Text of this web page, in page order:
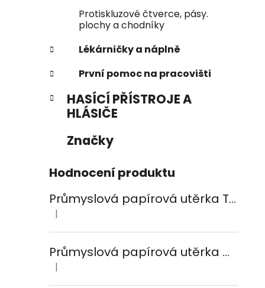
Protiskluzové čtverce, pásy.
plochy a chodníky
Lékárničky a náplně
První pomoc na pracovišti
HASÍCÍ PŘÍSTROJE A
HLÁSIČE
Značky
Hodnocení produktu
Průmyslová papírová utěrka TEMCA PROFIX Durex plus - 2ks
Hodnocení produktu je 5 z 5 hvězdiček.
|
Průmyslová papírová utěrka CELTEX Smart White 800, šířka 24cm, 2vrstvy
Hodnocení produktu je 5 z 5 hvězdiček.
|